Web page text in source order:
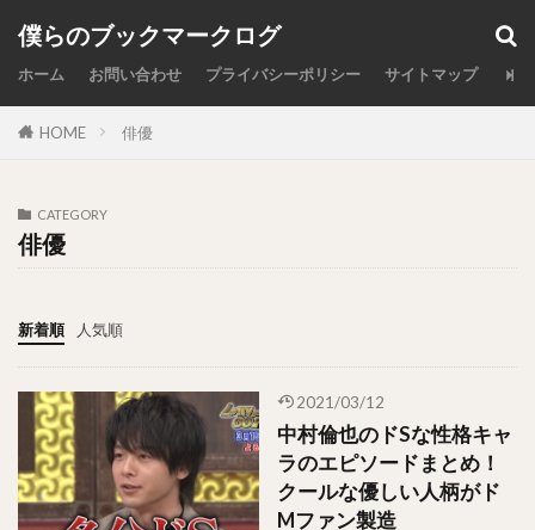
僕らのブックマークログ
ホーム お問い合わせ プライバシーポリシー サイトマップ
HOME 俳優
CATEGORY
俳優
新着順 人気順
2021/03/12
中村倫也のドSな性格キャ
ラのエピソードまとめ！
クールな優しい人柄がド
Mファン製造
カテゴリー